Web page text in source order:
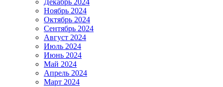
Декабрь 2024
Ноябрь 2024
Октябрь 2024
Сентябрь 2024
Август 2024
Июль 2024
Июнь 2024
Май 2024
Апрель 2024
Март 2024